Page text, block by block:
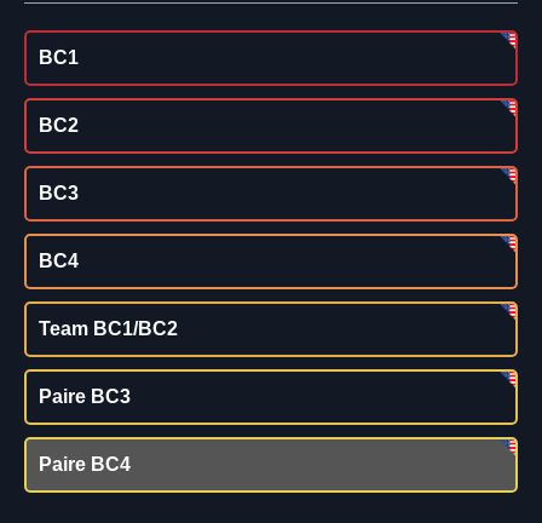
BC1
BC2
BC3
BC4
Team BC1/BC2
Paire BC3
Paire BC4